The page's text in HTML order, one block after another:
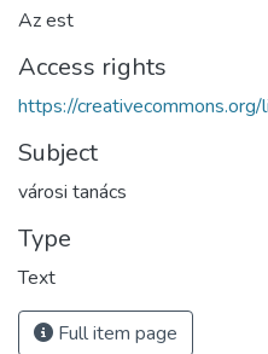
Az est
Access rights
https://
Subject
városi tanács
Type
Text
Full item page